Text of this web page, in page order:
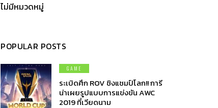
ไม่มีหมวดหมู่
POPULAR POSTS
GAME
ระเบิดศึก ROV ชิงแชมป์โลก!! การี
น่าเผยรูปแบบการแข่งขัน AWC
2019 ที่เวียดนาม